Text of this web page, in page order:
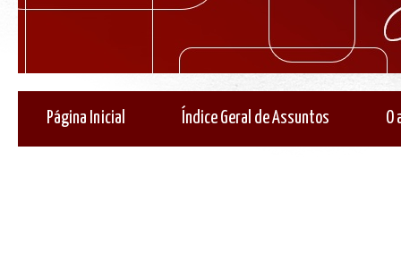
Página Inicial Índice Geral de Assuntos O